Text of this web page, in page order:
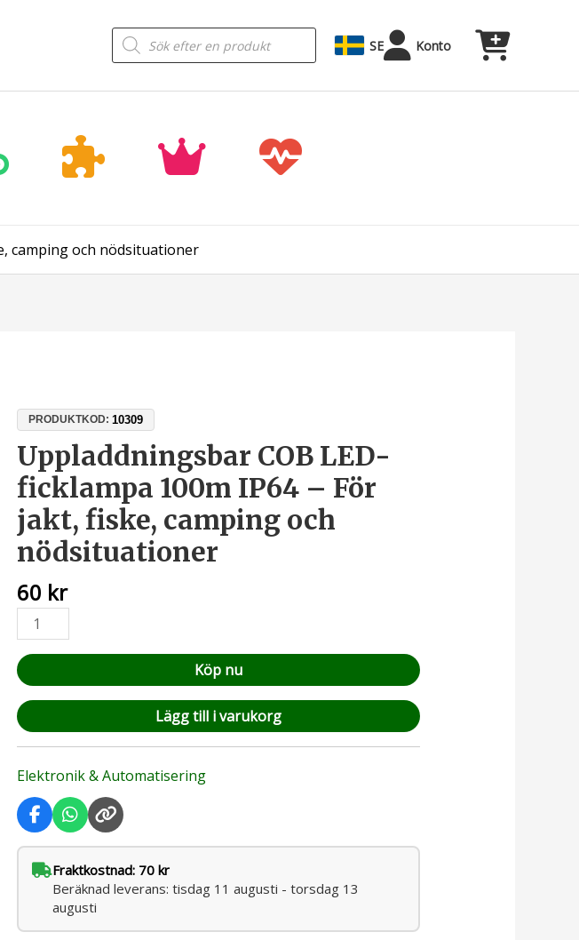
Products
search SE Konto
camping och nödsituationer
PRODUKTKOD:10309
Uppladdningsbar COB LED-
ficklampa 100m IP64 – För
jakt, fiske, camping och
nödsituationer
60 kr
Uppladdningsbar
LED-
ficklampa
100m
IP64
–
jakt,
fiske,
camping
och
nödsituationer
mängd
Köp nu
Lägg till i varukorg
Elektronik & Automatisering
Fraktkostnad: 70 kr
Beräknad leverans: tisdag 11 augusti - torsdag 13
augusti